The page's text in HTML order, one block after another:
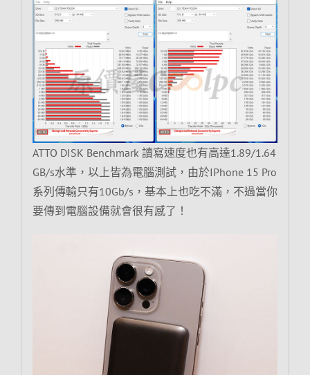
ATTO DISK Benchmark 讀寫速度也有高達1.89/1.64
GB/s水準，以上皆為電腦測試，由於IPhone 15 Pro
系列傳輸只有10Gb/s，基本上也吃不滿，不過當你
要傳到電腦設備就會很有感了！